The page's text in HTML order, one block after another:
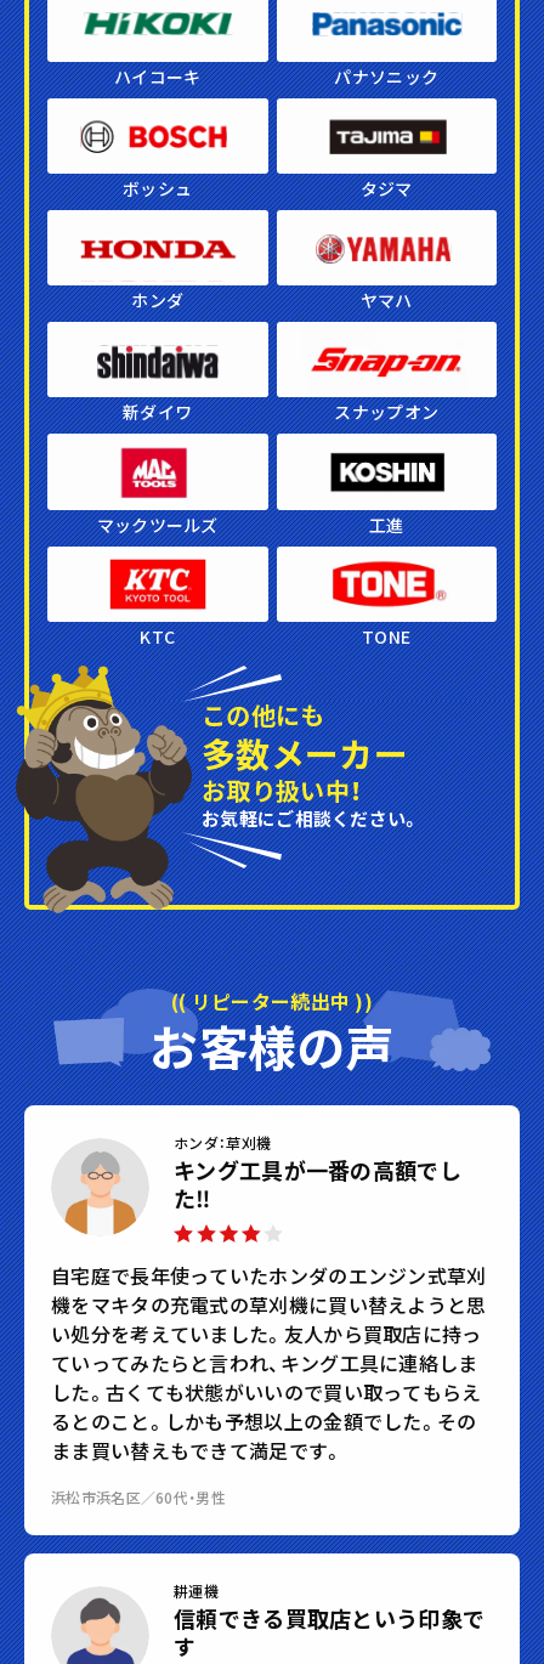
ハイコーキ パナソニック
ボッシュ タジマ
ホンダ ヤマハ
新ダイワ スナップオン
マックツールズ 工進
KTC TONE
この他にも
多数メーカー
お取り扱い中！
お気軽にご相談ください。
(( リピーター続出中 ))
お客様の声
ホンダ：草刈機
キング工具が一番の高額でし
た‼︎
自宅庭で長年使っていたホンダのエンジン式草刈
機をマキタの充電式の草刈機に買い替えようと思
い処分を考えていました。友人から買取店に持っ
ていってみたらと言われ、キング工具に連絡しま
した。古くても状態がいいので買い取ってもらえ
るとのこと。しかも予想以上の金額でした。その
まま買い替えもできて満足です。
浜松市浜名区／60代・男性
耕運機
信頼できる買取店という印象で
す
×